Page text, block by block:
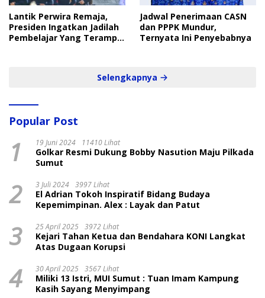
Lantik Perwira Remaja,
Presiden Ingatkan Jadilah
Pembelajar Yang Terampil
Jadwal Penerimaan CASN
dan PPPK Mundur,
Ternyata Ini Penyebabnya
Selengkapnya
Popular Post
1 19 Juni 2024 11410 Lihat
Golkar Resmi Dukung Bobby Nasution Maju Pilkada
Sumut
2 3 Juli 2024 3997 Lihat
El Adrian Tokoh Inspiratif Bidang Budaya
Kepemimpinan. Alex : Layak dan Patut
3 25 April 2025 3972 Lihat
Kejari Tahan Ketua dan Bendahara KONI Langkat
Atas Dugaan Korupsi
4 30 April 2025 3567 Lihat
Miliki 13 Istri, MUI Sumut : Tuan Imam Kampung
Kasih Sayang Menyimpang